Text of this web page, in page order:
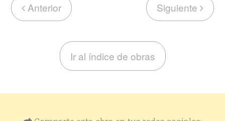
Anterior Siguiente
Ir al índice de obras